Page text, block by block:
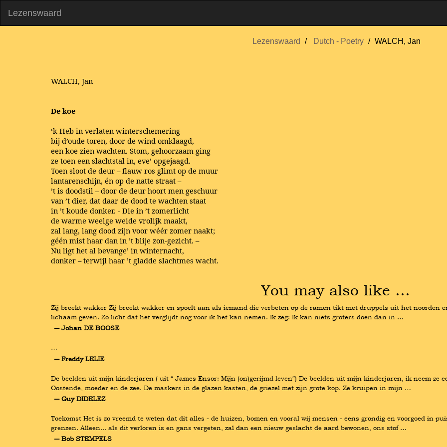
Lezenswaard
Lezenswaard Dutch - Poetry WALCH, Jan
WALCH, Jan
De koe
‘k Heb in verlaten winterschemering
bij d’oude toren, door de wind omklaagd,
een koe zien wachten. Stom, gehoorzaam ging
ze toen een slachtstal in, eve’ opgejaagd.
Toen sloot de deur – flauw ros glimt op de muur
lantarenschijn, én op de natte straat –
’t is doodstil – door de deur hoort men geschuur
van ’t dier, dat daar de dood te wachten staat
in ’t koude donker. - Die in ’t zomerlicht
de warme weelge weide vrolijk maakt,
zal lang, lang dood zijn voor wéér zomer naakt;
géén mist haar dan in ’t blije zon-gezicht. –
Nu ligt het al bevange’ in winternacht,
donker – terwijl haar ’t gladde slachtmes wacht.
You may also like …
Zij breekt wakker Zij breekt wakker en spoelt aan als iemand die verbeten op de ramen tikt met druppels uit het noorden
lichaam geven. Zo licht dat het verglijdt nog voor ik het kan nemen. Ik zeg: Ik kan niets groters doen dan in …
― Johan DE BOOSE
…
― Freddy LELIE
De beelden uit mijn kinderjaren ( uit “ James Ensor: Mijn (on)gerijmd leven”) De beelden uit mijn kinderjaren, ik neem ze
Oostende, moeder en de zee. De maskers in de glazen kasten, de griezel met zijn grote kop. Ze kruipen in mijn …
― Guy DIDELEZ
Toekomst Het is zo vreemd te weten dat dit alles - de huizen, bomen en vooral wij mensen - eens grondig en voorgoed in
grenzen. Alleen... als dit verloren is en gans vergeten, zal dan een nieuw geslacht de aard bewonen, ons stof …
― Bob STEMPELS